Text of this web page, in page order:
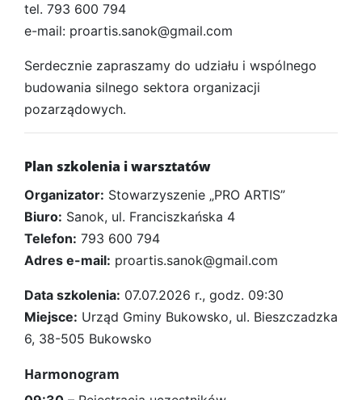
tel. 793 600 794
e-mail: proartis.sanok@gmail.com
Serdecznie zapraszamy do udziału i wspólnego
budowania silnego sektora organizacji
pozarządowych.
Plan szkolenia i warsztatów
Organizator: Stowarzyszenie „PRO ARTIS”
Biuro: Sanok, ul. Franciszkańska 4
Telefon: 793 600 794
Adres e-mail: proartis.sanok@gmail.com
Data szkolenia: 07.07.2026 r., godz. 09:30
Miejsce: Urząd Gminy Bukowsko, ul. Bieszczadzka
6, 38-505 Bukowsko
Harmonogram